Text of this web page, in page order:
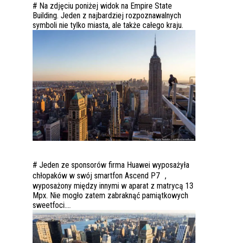
# Na zdjęciu poniżej widok na Empire State
Building. Jeden z najbardziej rozpoznawalnych
symboli nie tylko miasta, ale także całego kraju.
# Jeden ze sponsorów firma Huawei wyposażyła
chłopaków w swój smartfon Ascend P7 ,
wyposażony między innymi w aparat z matrycą 13
Mpx. Nie mogło zatem zabraknąć pamiątkowych
sweetfoci….